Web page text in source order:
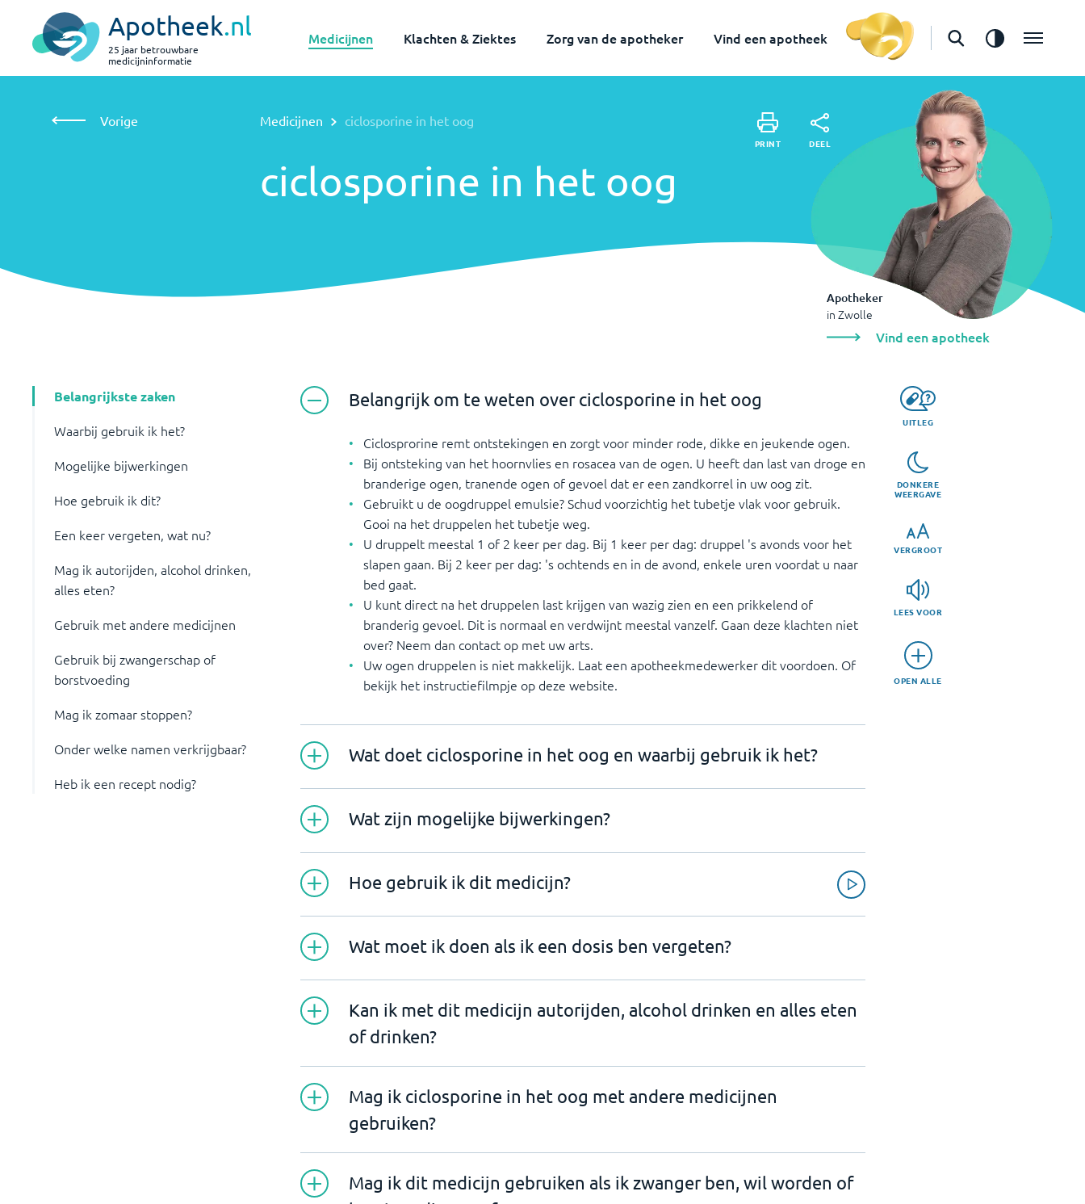
Apotheek.nl
25 jaar betrouwbare
medicijninformatie
Medicijnen Klachten & Ziektes Zorg van de apotheker Vind een apotheek
Zwolle
Vind een apotheek
Vorige Medicijnen ciclosporine in het oog
ciclosporine in het oog
PRINT DEEL
Apotheker
in Zwolle
Vind een apotheek
Belangrijkste zaken
Waarbij gebruik ik het?
Mogelijke bijwerkingen
Hoe gebruik ik dit?
Een keer vergeten, wat nu?
Mag ik autorijden, alcohol drinken,
alles eten?
Gebruik met andere medicijnen
Gebruik bij zwangerschap of
borstvoeding
Mag ik zomaar stoppen?
Onder welke namen verkrijgbaar?
Heb ik een recept nodig?
UITLEG
DONKERE
WEERGAVE
VERGROOT
LEES VOOR
OPEN ALLE
Belangrijk om te weten over ciclosporine in het oog
Ciclosprorine remt ontstekingen en zorgt voor minder rode, dikke en jeukende ogen.
Bij ontsteking van het hoornvlies en rosacea van de ogen. U heeft dan last van droge en
branderige ogen, tranende ogen of gevoel dat er een zandkorrel in uw oog zit.
Gebruikt u de oogdruppel emulsie? Schud voorzichtig het tubetje vlak voor gebruik.
Gooi na het druppelen het tubetje weg.
U druppelt meestal 1 of 2 keer per dag. Bij 1 keer per dag: druppel 's avonds voor het
slapen gaan. Bij 2 keer per dag: 's ochtends en in de avond, enkele uren voordat u naar
bed gaat.
U kunt direct na het druppelen last krijgen van wazig zien en een prikkelend of
branderig gevoel. Dit is normaal en verdwijnt meestal vanzelf. Gaan deze klachten niet
over? Neem dan contact op met uw arts.
Uw ogen druppelen is niet makkelijk. Laat een apotheekmedewerker dit voordoen. Of
bekijk het instructiefilmpje op deze website.
Wat doet ciclosporine in het oog en waarbij gebruik ik het?
Wat zijn mogelijke bijwerkingen?
Hoe gebruik ik dit medicijn?
Wat moet ik doen als ik een dosis ben vergeten?
Kan ik met dit medicijn autorijden, alcohol drinken en alles eten
of drinken?
Mag ik ciclosporine in het oog met andere medicijnen
gebruiken?
Mag ik dit medicijn gebruiken als ik zwanger ben, wil worden of